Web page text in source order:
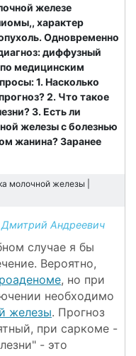
железе
характер
Одновременно
диффузный
по медицинским
1. Насколько
2. Что такое
3. Есть ли
железы с болезнью
жанина? Заранее
молочной железы |
Андреевич
случае я бы
Вероятно,
, но при
необходимо
железы. Прогноз
при саркоме -
- это